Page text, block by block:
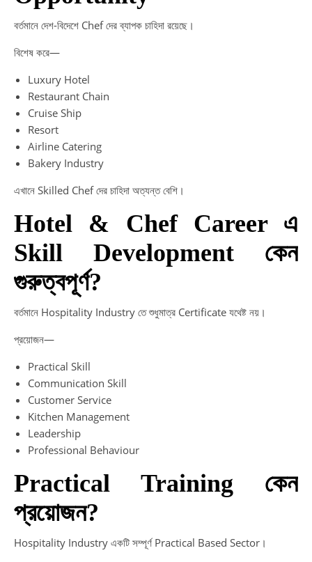
বর্তমানে দেশ-বিদেশে Chef দের ব্যাপক চাহিদা রয়েছে।
বিশেষ করে—
Luxury Hotel
Restaurant Chain
Cruise Ship
Resort
Airline Catering
Bakery Industry
এখানে Skilled Chef দের চাহিদা অত্যন্ত বেশি।
Hotel & Chef Career এ
Skill Development কেন
গুরুত্বপূর্ণ?
বর্তমানে Hospitality Industry তে শুধুমাত্র Certificate যথেষ্ট নয়।
প্রয়োজন—
Practical Skill
Communication Skill
Customer Service
Kitchen Management
Leadership
Professional Behaviour
Practical Training কেন
প্রয়োজন?
Hospitality Industry একটি সম্পূর্ণ Practical Based Sector।